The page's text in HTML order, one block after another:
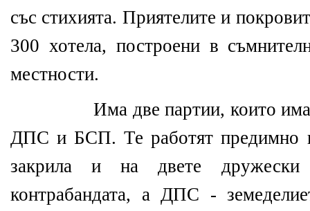
със стихията. Приятелите и
300 хотела, построени в
местности.
Има две партии, които
ДПС и БСП. Те работят предимно
закрила и на двете
контрабандата, а ДПС -